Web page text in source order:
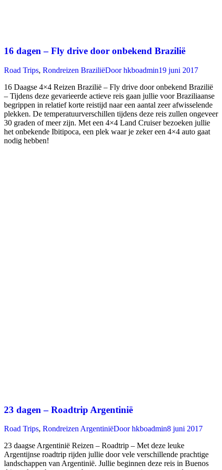
16 dagen – Fly drive door onbekend Brazilië
Road Trips, Rondreizen BraziliëDoorhkboadmin19 juni 2017
16 Daagse 4×4 Reizen Brazilië – Fly drive door onbekend Brazilië
– Tijdens deze gevarieerde actieve reis gaan jullie voor Braziliaanse
begrippen in relatief korte reistijd naar een aantal zeer afwisselende
plekken. De temperatuurverschillen tijdens deze reis zullen ongeveer
30 graden of meer zijn. Met een 4×4 Land Cruiser bezoeken jullie
het onbekende Ibitipoca, een plek waar je zeker een 4×4 auto gaat
nodig hebben!
23 dagen – Roadtrip Argentinië
Road Trips, Rondreizen ArgentiniëDoorhkboadmin8 juni 2017
23 daagse Argentinië Reizen – Roadtrip – Met deze leuke
Argentijnse roadtrip rijden jullie door vele verschillende prachtige
landschappen van Argentinië. Jullie beginnen deze reis in Buenos